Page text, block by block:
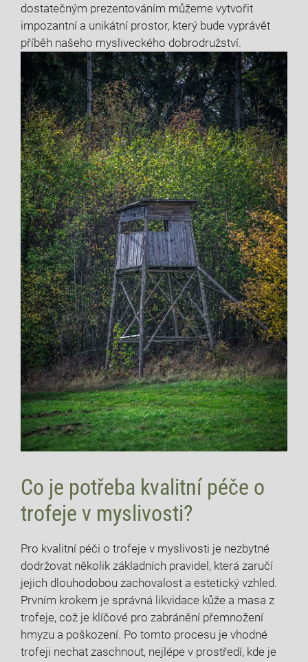
dostatečným prezentováním můžeme vytvořit
impozantní a unikátní prostor, který bude vyprávět
příběh našeho mysliveckého dobrodružství.
Co je potřeba kvalitní péče o
trofeje v myslivosti?
Pro kvalitní péči o trofeje v myslivosti je nezbytné
dodržovat několik základních pravidel, která zaručí
jejich dlouhodobou zachovalost a estetický vzhled.
Prvním krokem je správná likvidace kůže a masa z
trofeje, což je klíčové pro zabránění přemnožení
hmyzu a poškození. Po tomto procesu je vhodné
trofeji nechat zaschnout, nejlépe v prostředí, kde je